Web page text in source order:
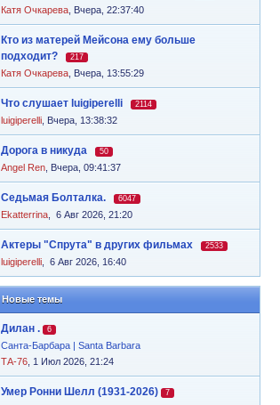
Катя Очкарева Вчера, 22:37:40
Кто из матерей Мейсона ему больше
подходит?
217
Катя Очкарева Вчера, 13:55:29
Что слушает luigiperelli 2114
luigiperelli Вчера, 13:38:32
Дорога в никуда 50
Angel Ren Вчера, 09:41:37
Седьмая Болталка. 6047
Ekatterrina 6 Авг 2026, 21:20
Актеры "Спрута" в других фильмах 2533
luigiperelli 6 Авг 2026, 16:40
Новые темы
Дилан . 6
Санта-Барбара | Santa Barbara
ТА-76 , 1 Июл 2026, 21:24
Умер Ронни Шелл (1931-2026) 7